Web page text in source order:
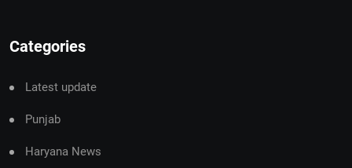
Categories
Latest update
Punjab
Haryana News